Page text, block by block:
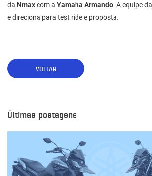
da Nmaxcom a Yamaha Armando. A equipe da
e direciona para test ride e proposta.
VOLTAR
Últimas postagens